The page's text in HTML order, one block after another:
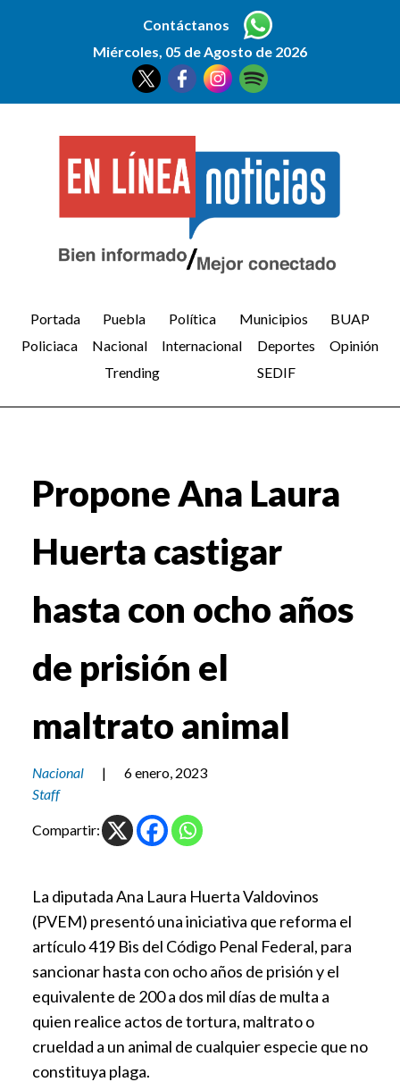
Contáctanos
Miércoles, 05 de Agosto de 2026
Portada Puebla Política Municipios
BUAP
Policiaca
Nacional Internacional Deportes
Opinión
Trending
SEDIF
Propone Ana Laura
Huerta castigar
hasta con ocho años
de prisión el
maltrato animal
Nacional |
6 enero, 2023
Staff
Compartir:
La diputada Ana Laura Huerta Valdovinos
(PVEM) presentó una iniciativa que reforma el
artículo 419 Bis del Código Penal Federal, para
sancionar hasta con ocho años de prisión y el
equivalente de 200 a dos mil días de multa a
quien realice actos de tortura, maltrato o
crueldad a un animal de cualquier especie que no
constituya plaga.